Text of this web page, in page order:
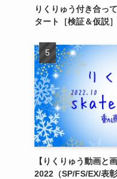
りくりゅう付き合っ
タート［検証＆仮説］
【りくりゅう動画と
2022（SP/FS/EX/表彰